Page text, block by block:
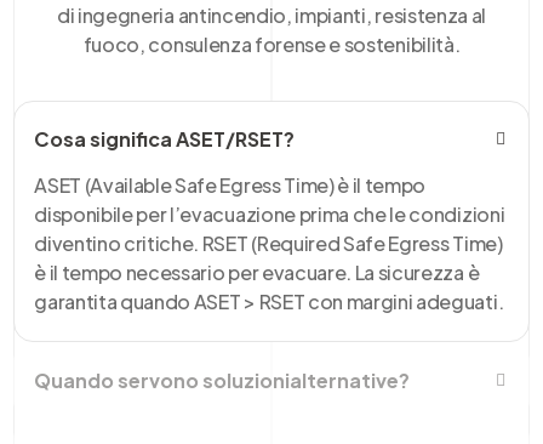
di ingegneria antincendio, impianti, resistenza al
fuoco, consulenza forense e sostenibilità.
Cosa significa ASET/RSET?
ASET (Available Safe Egress Time) è il tempo
disponibile per l’evacuazione prima che le condizioni
diventino critiche. RSET (Required Safe Egress Time)
è il tempo necessario per evacuare. La sicurezza è
garantita quando ASET > RSET con margini adeguati.
Quando servono soluzionialternative?